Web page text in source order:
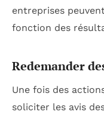
entreprises
fonction des
Redemander
Une fois des
soliciter les avis